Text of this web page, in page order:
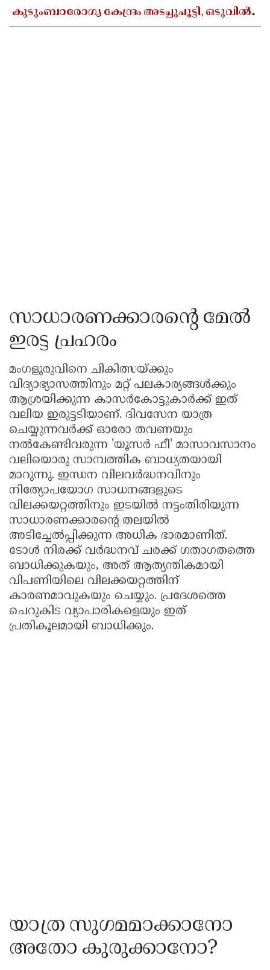
കുടുംബാരോഗ്യ കേന്ദ്രം അടച്ചുപൂട്ടി, ഒടുവിൽ
സാധാരണക്കാരന്റെ മേൽ
ഇരട്ട പ്രഹരം
മംഗളൂരുവിനെ ചികിത്സയ്ക്കും
വിദ്യാഭ്യാസത്തിനും മറ്റ് പലകാര്യങ്ങൾക്കും
ആശ്രയിക്കുന്ന കാസർകോട്ടുകാർക്ക് ഇത്
വലിയ ഇരുട്ടടിയാണ്. ദിവസേന യാത്ര
ചെയ്യുന്നവർക്ക് ഓരോ തവണയും
നൽകേണ്ടിവരുന്ന 'യൂസർ ഫീ' മാസാവസാനം
വലിയൊരു സാമ്പത്തിക ബാധ്യതയായി
മാറുന്നു. ഇന്ധന വിലവർദ്ധനവിനും
നിത്യോപയോഗ സാധനങ്ങളുടെ
വിലക്കയറ്റത്തിനും ഇടയിൽ നട്ടംതിരിയുന്ന
സാധാരണക്കാരന്റെ തലയിൽ
അടിച്ചേൽപ്പിക്കുന്ന അധിക ഭാരമാണിത്.
ടോൾ നിരക്ക് വർദ്ധനവ് ചരക്ക് ഗതാഗതത്തെ
ബാധിക്കുകയും, അത് ആത്യന്തികമായി
വിപണിയിലെ വിലക്കയറ്റത്തിന്
കാരണമാവുകയും ചെയ്യും. പ്രദേശത്തെ
ചെറുകിട വ്യാപാരികളെയും ഇത്
പ്രതികൂലമായി ബാധിക്കും.
യാത്ര സുഗമമാക്കാനോ
അതോ കുരുക്കാനോ?